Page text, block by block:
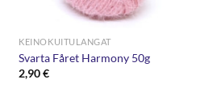
KEINOKUITULANGAT
Svarta Fåret Harmony 50g
2,90€